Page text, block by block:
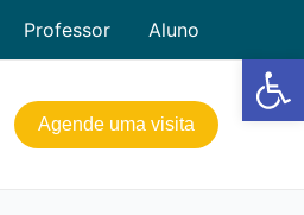
Professor Aluno
Agende uma visita
Barra de